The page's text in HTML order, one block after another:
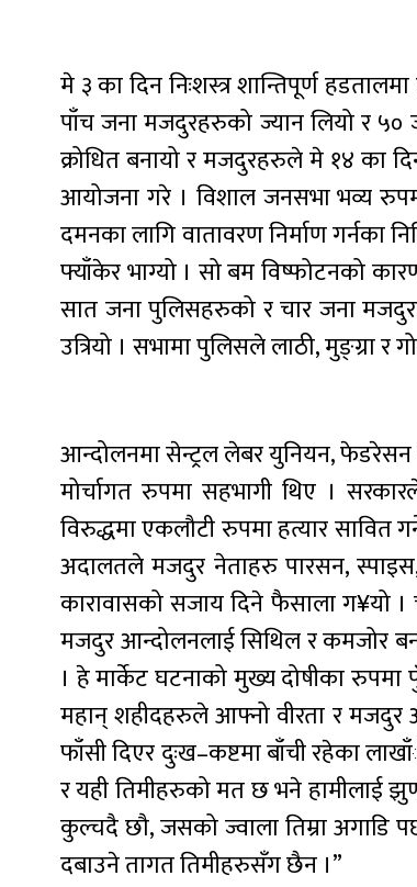
मे ३ का दिन निःशस्त्र शान्तिपूर्ण
पाँच जना मजदुरहरुको ज्यान लियो र
क्रोधित बनायो र मजदुरहरुले मे १४ का
आयोजना गरे । विशाल जनसभा भव्य
दमनका लागि वातावरण निर्माण गर्नका
फ्याँकेर भाग्यो । सो बम विष्फोटनको
सात जना पुलिसहरुको र चार जना
उत्रियो । सभामा पुलिसले लाठी, मुङ्ग्रा र
आन्दोलनमा सेन्ट्रल लेबर युनियन,
मोर्चागत रुपमा सहभागी थिए ।
विरुद्धमा एकलौटी रुपमा हत्यार सावित
अदालतले मजदुर नेताहरु पारसन,
कारावासको सजाय दिने फैसाला ग¥यो
मजदुर आन्दोलनलाई सिथिल र कमजोर
। हे मार्केट घटनाको मुख्य दोषीका रुपमा
महान् शहीदहरुले आफ्नो वीरता र मजदुर
फाँसी दिएर दुःख–कष्टमा बाँची रहेका
र यही तिमीहरुको मत छ भने हामीलाई
कुल्चदै छौ, जसको ज्वाला तिम्रा अगाडि
दबाउने तागत तिमीहरुसँग छैन ।”